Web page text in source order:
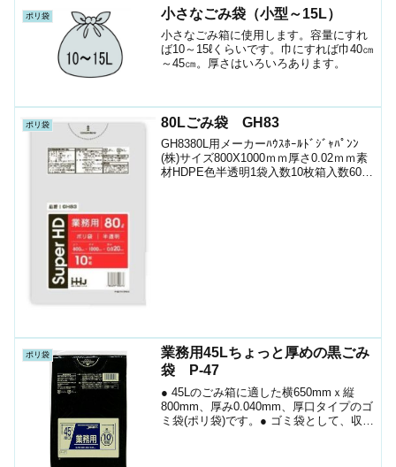
ポリ袋 小さなごみ袋（小型～15L）
小さなごみ箱に使用します。容量にすれ
ば10～15ℓくらいです。巾にすれば巾40㎝
～45㎝。厚さはいろいろあります。
ポリ袋 80Lごみ袋 GH83
GH8380L用メーカーﾊｳｽﾎｰﾙﾄﾞｼﾞｬﾊﾟﾝﾝ
(株)サイズ800X1000ｍｍ厚さ0.02ｍｍ素
材HDPE色半透明1袋入数10枚箱入数600
ポリ袋
業務用45Lちょっと厚めの黒ごみ
袋 P-47
● 45Lのごみ箱に適した横650mmｘ縦
800mm、厚み0.040mm、厚口タイプのゴ
ミ袋(ポリ袋)です。● ゴミ袋として、収納